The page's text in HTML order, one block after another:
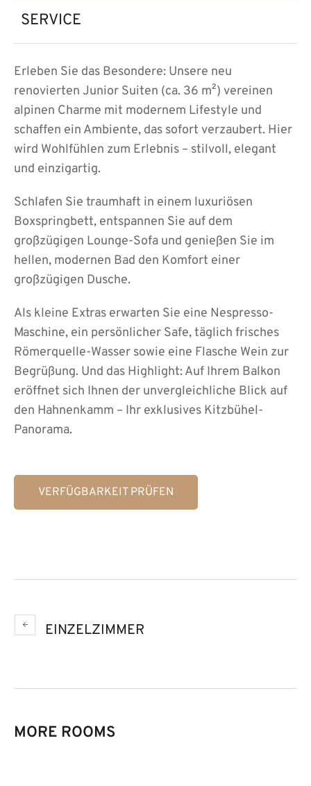
SERVICE
Erleben Sie das Besondere: Unsere neu
renovierten Junior Suiten (ca. 36 m²) vereinen
alpinen Charme mit modernem Lifestyle und
schaffen ein Ambiente, das sofort verzaubert. Hier
wird Wohlfühlen zum Erlebnis – stilvoll, elegant
und einzigartig.
Schlafen Sie traumhaft in einem luxuriösen
Boxspringbett, entspannen Sie auf dem
großzügigen Lounge-Sofa und genießen Sie im
hellen, modernen Bad den Komfort einer
großzügigen Dusche.
Als kleine Extras erwarten Sie eine Nespresso-
Maschine, ein persönlicher Safe, täglich frisches
Römerquelle-Wasser sowie eine Flasche Wein zur
Begrüßung. Und das Highlight: Auf Ihrem Balkon
eröffnet sich Ihnen der unvergleichliche Blick auf
den Hahnenkamm – Ihr exklusives Kitzbühel-
Panorama.
VERFÜGBARKEIT PRÜFEN
EINZELZIMMER
MORE ROOMS